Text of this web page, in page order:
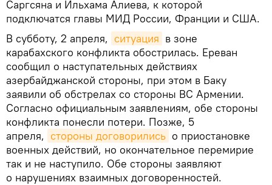
Саргсяна и Ильхама Алиева, к которой
подключатся главы МИД России, Франции и США.
В субботу, 2 апреля, ситуация в зоне
карабахского конфликта обострилась. Ереван
сообщил о наступательных действиях
азербайджанской стороны, при этом в Баку
заявили об обстрелах со стороны ВС Армении.
Согласно официальным заявлениям, обе стороны
конфликта понесли потери. Позже, 5
апреля, стороны договорились о приостановке
военных действий, но окончательное перемирие
так и не наступило. Обе стороны заявляют
о нарушениях взаимных договоренностей.